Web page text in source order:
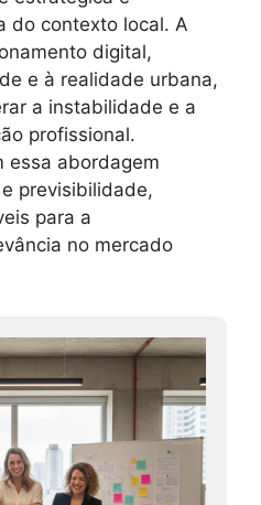
do contexto local. A
digital,
e à realidade urbana,
a instabilidade e a
profissional.
essa abordagem
previsibilidade,
para a
no mercado